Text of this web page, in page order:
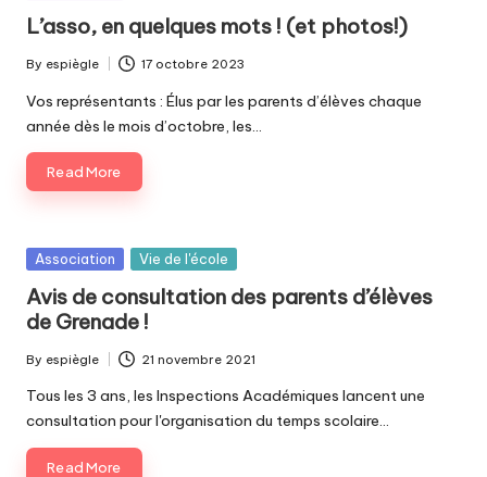
L’asso, en quelques mots ! (et photos!)
Posted
by
By espiègle 17 octobre 2023
Vos représentants : Élus par les parents d’élèves chaque
année dès le mois d’octobre, les…
Read More
Posted
Association Vie de l'école
Avis de consultation des parents d’élèves
de Grenade !
Posted
by
By espiègle 21 novembre 2021
Tous les 3 ans, les Inspections Académiques lancent une
consultation pour l'organisation du temps scolaire…
Read More